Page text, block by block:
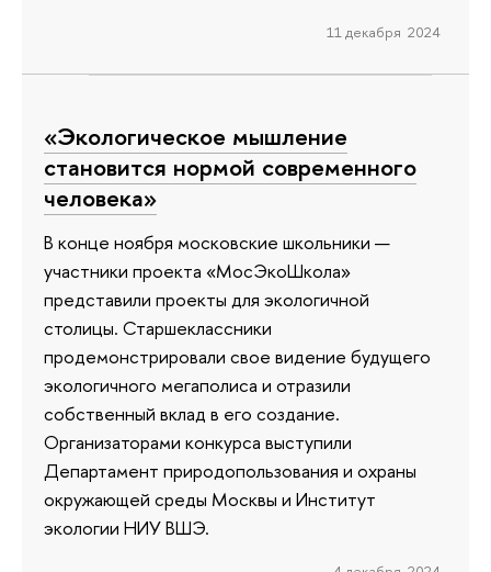
11 декабря 2024
«Экологическое мышление
становится нормой современного
человека»
В конце ноября московские школьники —
участники проекта «МосЭкоШкола»
представили проекты для экологичной
столицы. Старшеклассники
продемонстрировали свое видение будущего
экологичного мегаполиса и отразили
собственный вклад в его создание.
Организаторами конкурса выступили
Департамент природопользования и охраны
окружающей среды Москвы и Институт
экологии НИУ ВШЭ.